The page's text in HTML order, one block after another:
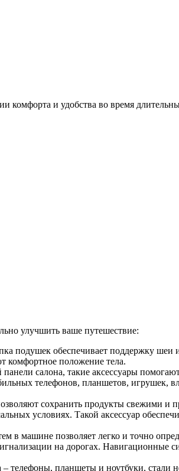
и удобства во время
улучшить ваше путешествие:
подушек обеспечивает поддержку шеи
комфортное положение тела.
салона, такие аксессуары
телефонов, планшетов, игрушек,
сохранить продукты свежими
условиях. Такой аксессуар
машине позволяет легко и точно
на дорогах. Навигационные
телефоны, планшеты и ноутбуки, стали